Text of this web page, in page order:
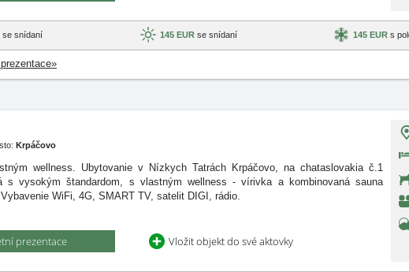
se snídaní 145 EUR se snídaní 145 EURs
Krpáčovo
wellness. Ubytovanie v Nízkych Tatrách Krpáčovo, na chataslovakia č.1
s vysokým štandardom, s vlastným wellness - vírivka a kombinovaná sauna
WiFi, 4G, SMART TV, satelit DIGI, rádio.
prezentace Vložit objekt do své aktovky